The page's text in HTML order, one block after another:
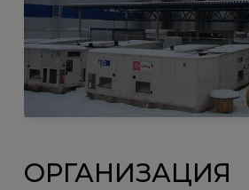
ОРГАНИЗАЦИЯ